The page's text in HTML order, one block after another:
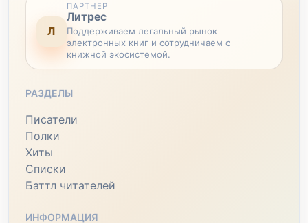
Л
ПАРТНЕР
Литрес
Поддерживаем легальный рынок
электронных книг и сотрудничаем с
книжной экосистемой.
РАЗДЕЛЫ
Писатели
Полки
Хиты
Списки
Баттл читателей
ИНФОРМАЦИЯ